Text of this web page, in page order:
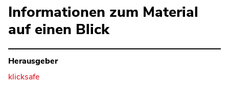
Informationen zum Material
auf einen Blick
Herausgeber
klicksafe